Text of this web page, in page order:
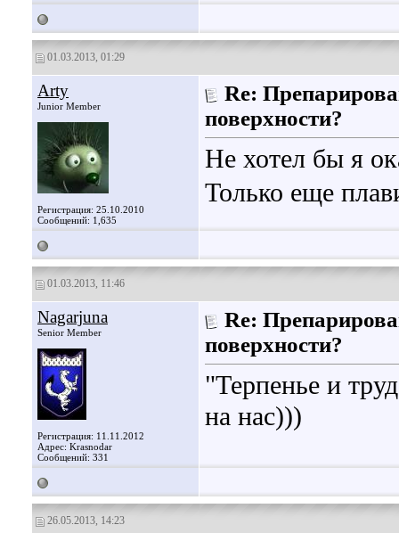
01.03.2013, 01:29
Arty
Junior Member
Регистрация: 25.10.2010
Сообщений: 1,635
Re:
поверхности?
Не хотел бы я
Только еще
01.03.2013, 11:46
Nagarjuna
Senior Member
Регистрация: 11.11.2012
Адрес: Krasnodar
Сообщений: 331
Re:
поверхности?
"Терпенье и
на нас)))
26.05.2013, 14:23